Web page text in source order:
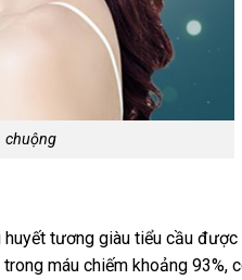
chuộng
tương giàu tiểu cầu
máu chiếm khoảng 93%,